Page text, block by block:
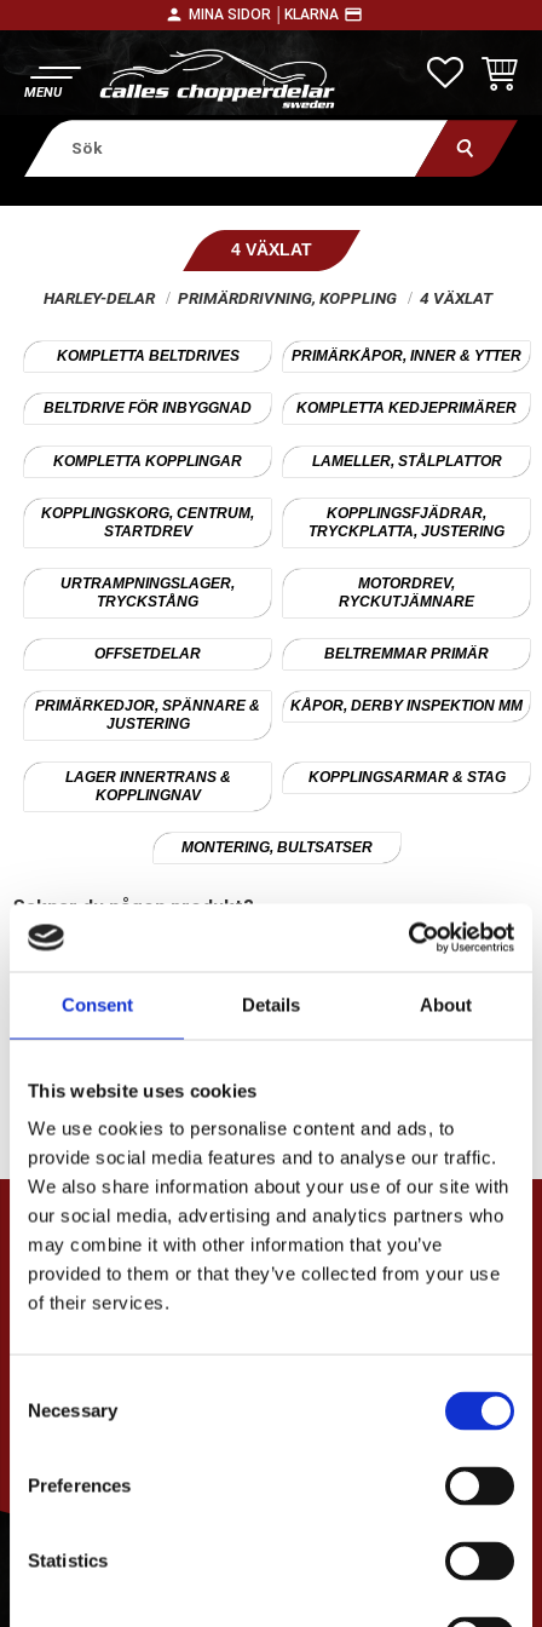
Consent Details About
This website uses cookies
We use cookies to personalise content and ads, to
provide social media features and to analyse our traffic.
We also share information about your use of our site with
our social media, advertising and analytics partners who
may combine it with other information that you’ve
provided to them or that they’ve collected from your use
of their services.
Necessary
Preferences
Statistics
person MINA SIDOR │ KLARNA payment
4 VÄXLAT
HARLEY-DELAR PRIMÄRDRIVNING, KOPPLING 4 VÄXLAT
KOMPLETTA BELTDRIVES PRIMÄRKÅPOR, INNER & YTTER
BELTDRIVE FÖR INBYGGNAD KOMPLETTA KEDJEPRIMÄRER
KOMPLETTA KOPPLINGAR LAMELLER, STÅLPLATTOR
KOPPLINGSKORG, CENTRUM,
STARTDREV
KOPPLINGSFJÄDRAR,
TRYCKPLATTA, JUSTERING
URTRAMPNINGSLAGER,
TRYCKSTÅNG
MOTORDREV,
RYCKUTJÄMNARE
OFFSETDELAR BELTREMMAR PRIMÄR
PRIMÄRKEDJOR, SPÄNNARE &
JUSTERING
KÅPOR, DERBY INSPEKTION MM
LAGER INNERTRANS &
KOPPLINGNAV
KOPPLINGSARMAR & STAG
MONTERING, BULTSATSER
Saknar du någon produkt?
Skicka då in ett tips till oss. Du kan få en rabattkod på 10%